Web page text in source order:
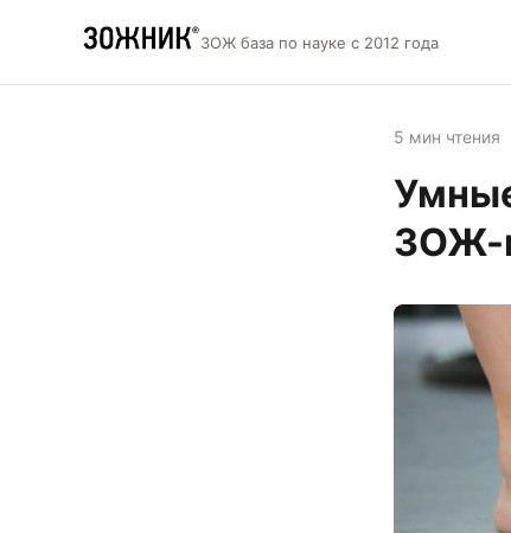
ЗОЖ база по науке с 2012 года
5 мин чтения
ЗОЖ-